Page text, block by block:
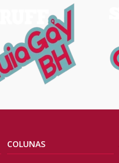
COLUNAS